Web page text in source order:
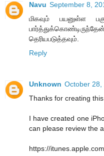
Navu September 8,
மிகவும் பயனுள்ள
தெரியபடுத்தவும்.
Reply
Unknown October 28,
Thanks for creating
I have created one
can please review the
https://